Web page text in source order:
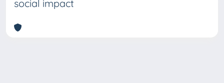
social impact